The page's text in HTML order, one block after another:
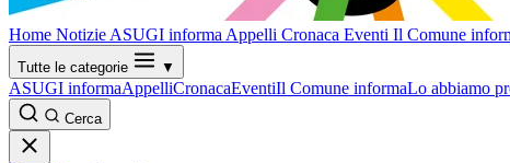
Home Notizie ASUGI informa Appelli Cronaca Eventi Il Comune
Tutte le categorie ▼
ASUGI informaAppelliCronacaEventiIl Comune informaLo abbiamo
Cerca